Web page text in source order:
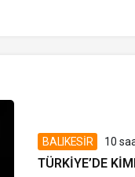
BALIKESİR 10
TÜRKIYE’DE